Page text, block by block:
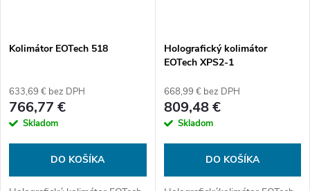
Kolimátor EOTech 518
633,69 € bez DPH
766,77 €
Skladom
DO KOŠÍKA
Holografický kolimátor
EOTech XPS2-1
668,99 € bez DPH
809,48 €
Skladom
DO KOŠÍKA